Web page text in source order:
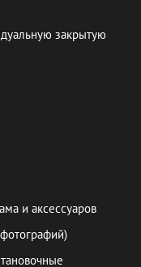
закрытую
и аксессуаров